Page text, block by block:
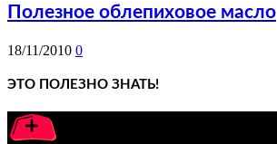
Полезное облепиховое масло
18/11/2010 0
ЭТО ПОЛЕЗНО ЗНАТЬ!